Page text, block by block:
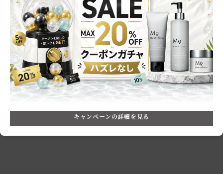
0.0 レビュー件数：0件
★5
★4
(0)
3
(0)
★2
(0)
★1 (0)
レビューはありません。
キャンペーンの詳細を見る